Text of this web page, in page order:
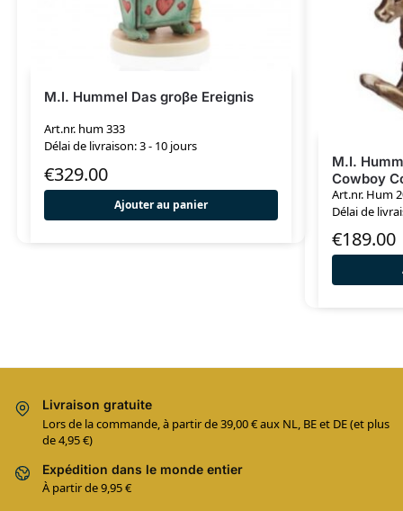
M.I. Hummel Das groβe Ereignis
Art.nr. hum 333
Délai de livraison: 3 - 10 jours
€329.00
Ajouter au panier
M.I.
Cowboy
Art.nr. Hum
Délai de
€189.00
Livraison gratuite
Lors de la commande, à partir de 39,00 € aux NL, BE et DE (et plus
de 4,95 €)
Expédition dans le monde entier
À partir de 9,95 €